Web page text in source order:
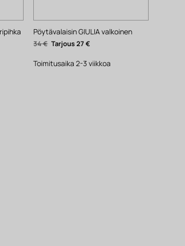
Pöytävalaisin GIULIA valkoinen
34€ Alkuperäinen
hinta
34 €.
27€
27 €.
Toimitusaika 2-3 viikkoa